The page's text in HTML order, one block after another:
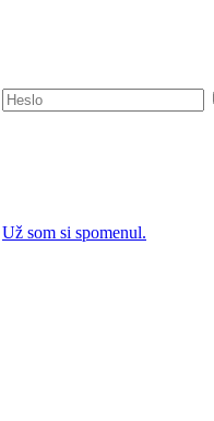
Už som si spomenul.